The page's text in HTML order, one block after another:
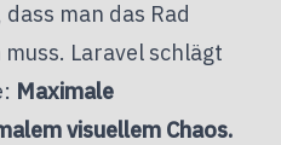
man das Rad
Laravel schlägt
Maximale
visuellem Chaos.